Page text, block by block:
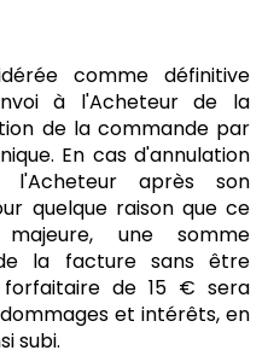
comme définitive
à l'Acheteur de la
de la commande par
En cas d'annulation
après son
quelque raison que ce
une somme
la facture sans être
de 15 € sera
et intérêts, en
subi.